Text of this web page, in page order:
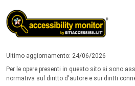
Ultimo aggiornamento: 24/06/2026
Per le opere presenti in questo sito si sono
normativa sul diritto d'autore e sui diritti